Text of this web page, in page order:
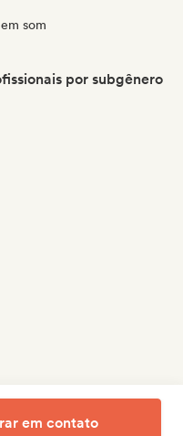
som
por subgênero
em contato